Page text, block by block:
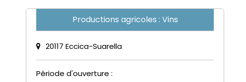
Productions agricoles : Vins
20117 Eccica-Suarella
Période d'ouverture :